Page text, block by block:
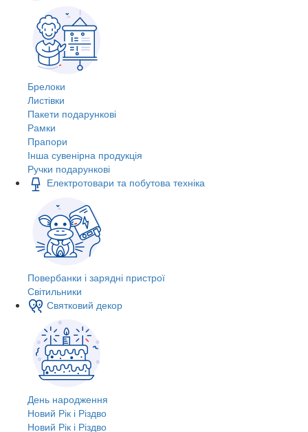
Брелоки
Листівки
Пакети подарункові
Рамки
Прапори
Інша сувенірна продукція
Ручки подарункові
Електротовари та побутова техніка
Повербанки і зарядні пристрої
Світильники
Святковий декор
День народження
Новий Рік і Різдво
Новий Рік і Різдво